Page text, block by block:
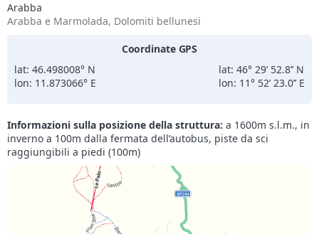
Arabba
Arabba e Marmolada, Dolomiti bellunesi
Coordinate GPS
lat: 46.498008° N
lon: 11.873066° E
lat: 46° 29’ 52.8’’ N
lon: 11° 52’ 23.0’’ E
Informazioni sulla posizione della struttura: a 1600m s.l.m., in
inverno a 100m dalla fermata dell’autobus, piste da sci
raggiungibili a piedi (100m)